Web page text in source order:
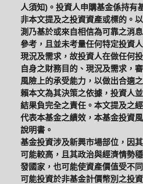
人須知)。投資人申購基金係持有
非本文提及之投資資產或標的。
測乃基於或來自相信為可靠之消
參考，且並未考量任何特定投資
現況及需求，故投資人在做任何
自身之財務目的、現況及需求，
風險上的承受能力，以做出合適
賴本文為其決策之依據，投資人
結果負完全之責任。本文提及之
代表本基金之績效，本基金投資
說明書。
基金投資涉及新興市場部位，因
可能較高，且其政治與經濟情勢
發國家，也可能使資產價值受不
可能投資於非基金計價幣別之投